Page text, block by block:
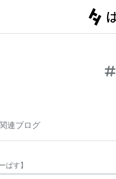
連ブログ
ぱす】